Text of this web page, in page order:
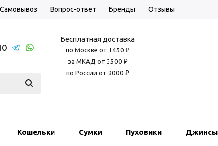
Самовывоз Вопрос-ответ Бренды Отзывы
Бесплатная доставка
по Москве от 1450 ₽
за МКАД от 3500 ₽
по России от 9000 ₽
Кошельки Сумки Пуховики Джинсы